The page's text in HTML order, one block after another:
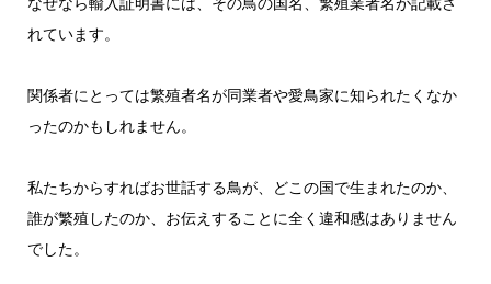
れています。
関係者にとっては繁殖者名が同業者や愛鳥家に知られたくなか
ったのかもしれません。
私たちからすればお世話する鳥が、どこの国で生まれたのか、
誰が繁殖したのか、お伝えすることに全く違和感はありません
でした。